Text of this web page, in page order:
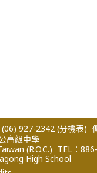
(06) 927-2342 (分機表)
高級中學
(R.O.C.) TEL：
High School